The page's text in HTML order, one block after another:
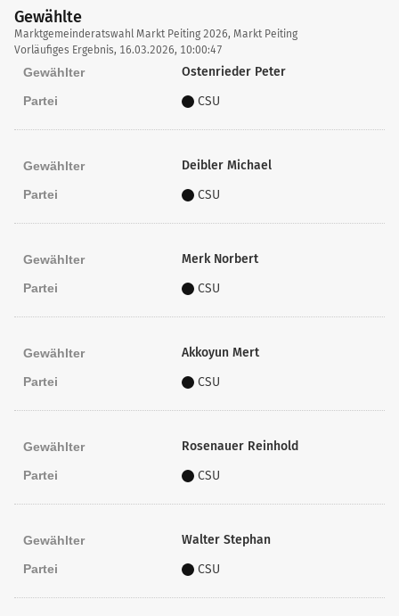
Gewählte
Gewählte
Marktgemeinderatswahl Markt Peiting 2026, Markt Peiting
Vorläufiges Ergebnis, 16.03.2026, 10:00:47
Gewählter Ostenrieder Peter
Partei CSU
Gewählter Deibler Michael
Partei CSU
Gewählter Merk Norbert
Partei CSU
Gewählter Akkoyun Mert
Partei CSU
Gewählter Rosenauer Reinhold
Partei CSU
Gewählter Walter Stephan
Partei CSU